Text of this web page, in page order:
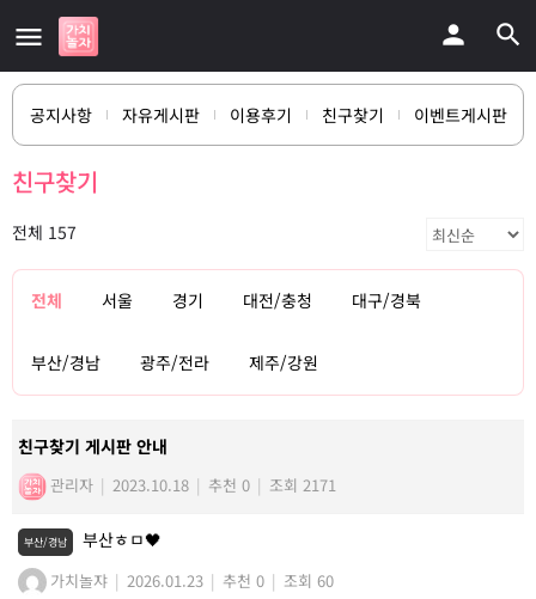
공지사항 자유게시판 이용후기 친구찾기 이벤트게시판
친구찾기
전체 157
전체 서울 경기 대전/충청 대구/경북
부산/경남 광주/전라 제주/강원
친구찾기 게시판 안내
관리자 | 2023.10.18 | 추천 0 | 조회 2171
부산/경남 부산ㅎㅁ🖤
가치놀쟈 | 2026.01.23 | 추천 0 | 조회 60